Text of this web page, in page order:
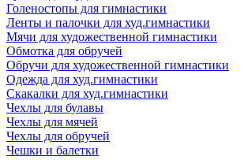
Голеностопы для гимнастики
Ленты и палочки для худ.гимнастики
Мячи для художественной гимнастики
Обмотка для обручей
Обручи для художественной гимнастики
Одежда для худ.гимнастики
Скакалки для худ.гимнастики
Чехлы для булавы
Чехлы для мячей
Чехлы для обручей
Чешки и балетки